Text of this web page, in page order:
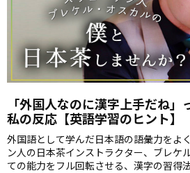
「外国人なのに漢字上手だね」
私の反応【英語学習のヒント】
外国語として学んだ日本語の語彙力をよ
ン人の日本茶インストラクター、ブレケ
ての能力をフル回転させる、漢字の習得